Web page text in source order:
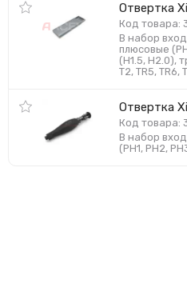
Отвертка
Код товара:
В набор
плюсовые
(H1.5, H2.0),
T2, ТR5, ТR6,
Отвертка
Код товара:
В набор
(PH1, PH2,